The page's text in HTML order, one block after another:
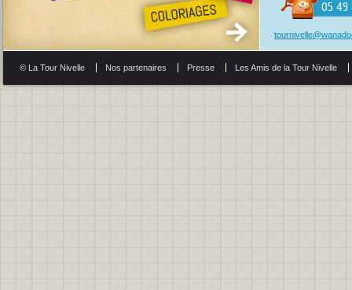
05 49
© La Tour Nivelle Nos partenaires Presse Les Amis de la Tour Nivelle